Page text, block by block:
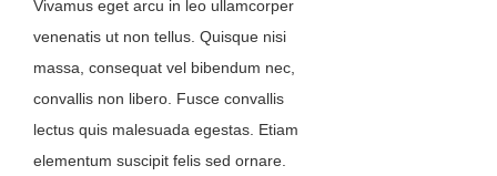
Vivamus eget arcu in leo ullamcorper
venenatis ut non tellus. Quisque nisi
massa, consequat vel bibendum nec,
convallis non libero. Fusce convallis
lectus quis malesuada egestas. Etiam
elementum suscipit felis sed ornare.